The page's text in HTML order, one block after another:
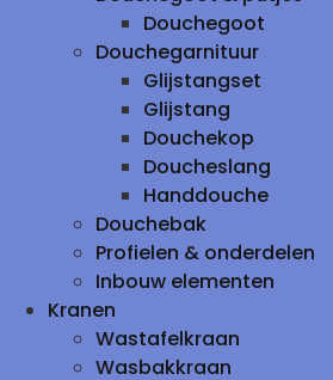
Douchegoot
Douchegarnituur
Glijstangset
Glijstang
Douchekop
Doucheslang
Handdouche
Douchebak
Profielen & onderdelen
Inbouw elementen
Kranen
Wastafelkraan
Wasbakkraan